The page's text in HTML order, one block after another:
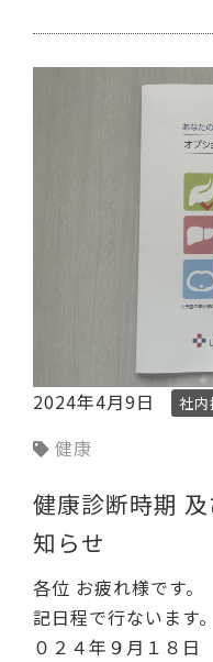
2024年4月9日 社
健康
健康診断時期
知らせ
各位 お疲れ様です
記日程で行ないま
０２４年９月１８